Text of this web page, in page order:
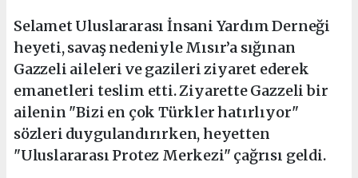
Selamet Uluslararası İnsani Yardım Derneği
heyeti, savaş nedeniyle Mısır’a sığınan
Gazzeli aileleri ve gazileri ziyaret ederek
emanetleri teslim etti. Ziyarette Gazzeli bir
ailenin "Bizi en çok Türkler hatırlıyor"
sözleri duygulandırırken, heyetten
"Uluslararası Protez Merkezi" çağrısı geldi.